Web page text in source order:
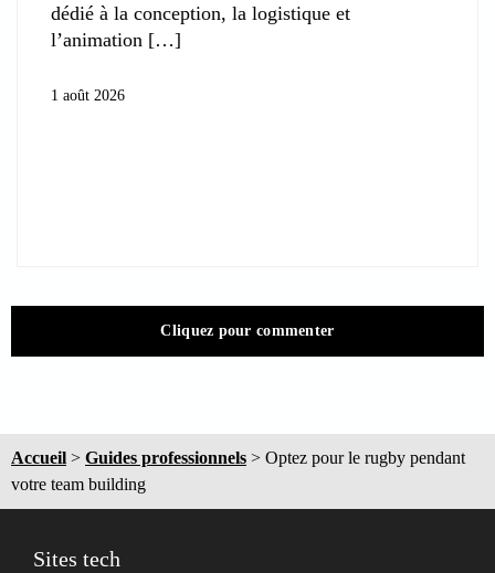
dédié à la conception, la logistique et
l’animation
1 août 2026
Cliquez pour commenter
Accueil > Guides professionnels > Optez pour le rugby pendant
votre team building
Sites tech